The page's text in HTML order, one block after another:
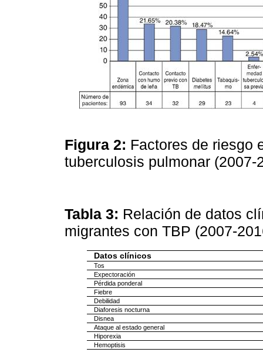
Figura 2: Factores de riesgo
tuberculosis pulmonar
Tabla 3: Relación de datos
migrantes con TBP (2007-
Datos clínicos
Tos
Expectoración
Pérdida ponderal
Fiebre
Debilidad
Diaforesis nocturna
Disnea
Ataque al estado general
Hiporexia
Hemoptisis